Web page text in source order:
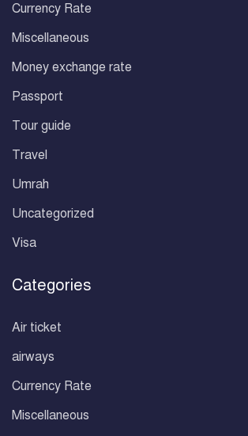
Currency Rate
Miscellaneous
Money exchange rate
Passport
Tour guide
Travel
Umrah
Uncategorized
Visa
Categories
Air ticket
airways
Currency Rate
Miscellaneous